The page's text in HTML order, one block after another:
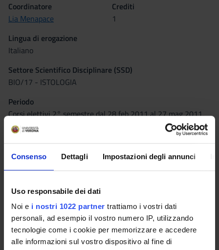
Consenso Dettagli Impostazioni degli annunci
Uso responsabile dei dati
Noi e i nostri 1022 partner trattiamo i vostri dati
personali, ad esempio il vostro numero IP, utilizzando
tecnologie come i cookie per memorizzare e accedere
alle informazioni sul vostro dispositivo al fine di
Coordinatore
Lia Menapace
Crediti
1
Lingua di erogazione
Italiano
Settore Scientifico Disciplinare (SSD)
BIO/17 - ISTOLOGIA
Periodo
Corsi elettivi 2° semestre dal 28 feb 2011 al 27 mag 2011.
Seminari 0
Obiettivi formativi
Il corso può essere idealmente diviso in due parti: La prima si
basa sulla comprensione dello sviluppo normale del cuore
umano comprendendo quindi la formazione e il ripiegamento
del tubo cardiaco primitivo, la morfogenesi delle camere e
delle valvole cardiache, lo sviluppo di un sistema di
conduzione del cuore . Vengono pertanto approfonditi i